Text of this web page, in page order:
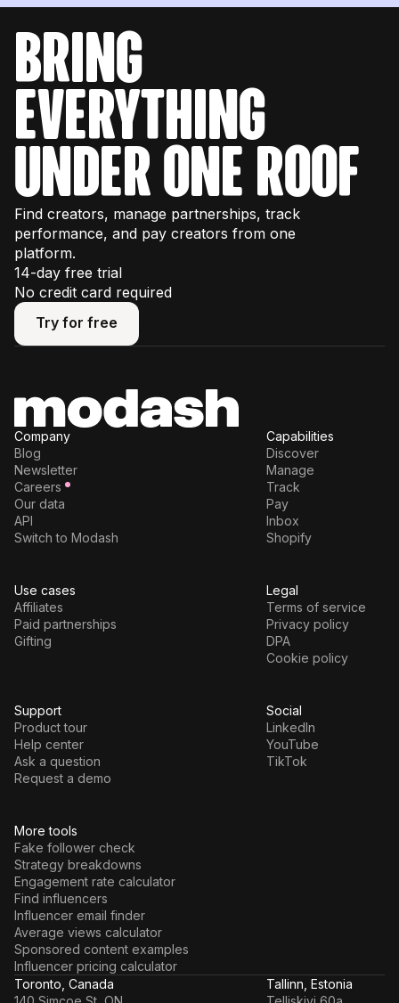
bring
everything
under one roof
Find creators, manage partnerships, track
performance, and pay creators from one
platform.
14-day free trial
No credit card required
Try for free
Try for free
More tools
Fake follower check
Strategy breakdowns
Engagement rate calculator
Find influencers
Influencer email finder
Average views calculator
Sponsored content examples
Influencer pricing calculator
Company
Blog
Newsletter
Careers
Our data
API
Switch to Modash
Capabilities
Discover
Manage
Track
Pay
Inbox
Shopify
Use cases
Affiliates
Paid partnerships
Gifting
Legal
Terms of service
Privacy policy
DPA
Cookie policy
Support
Product tour
Help center
Ask a question
Request a demo
Social
LinkedIn
YouTube
TikTok
Toronto, Canada
Tallinn, Estonia